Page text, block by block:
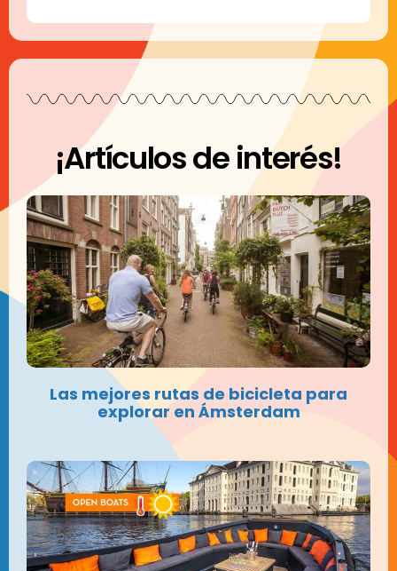
¡Artículos de interés!
Las mejores rutas de bicicleta para
explorar en Ámsterdam